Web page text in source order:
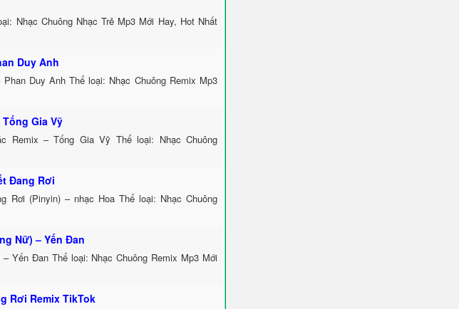
Nhạc Chuông Nhạc Trẻ Mp3 Mới Hay, Hot Nhất
Duy Anh
Duy Anh Thể loại: Nhạc Chuông Remix Mp3
Gia Vỹ
Remix – Tống Gia Vỹ Thể loại: Nhạc Chuông
Đang Rơi
Rơi (Pinyin) – nhạc Hoa Thể loại: Nhạc Chuông
Nữ) – Yến Đan
Yến Đan Thể loại: Nhạc Chuông Remix Mp3 Mới
Rơi Remix TikTok